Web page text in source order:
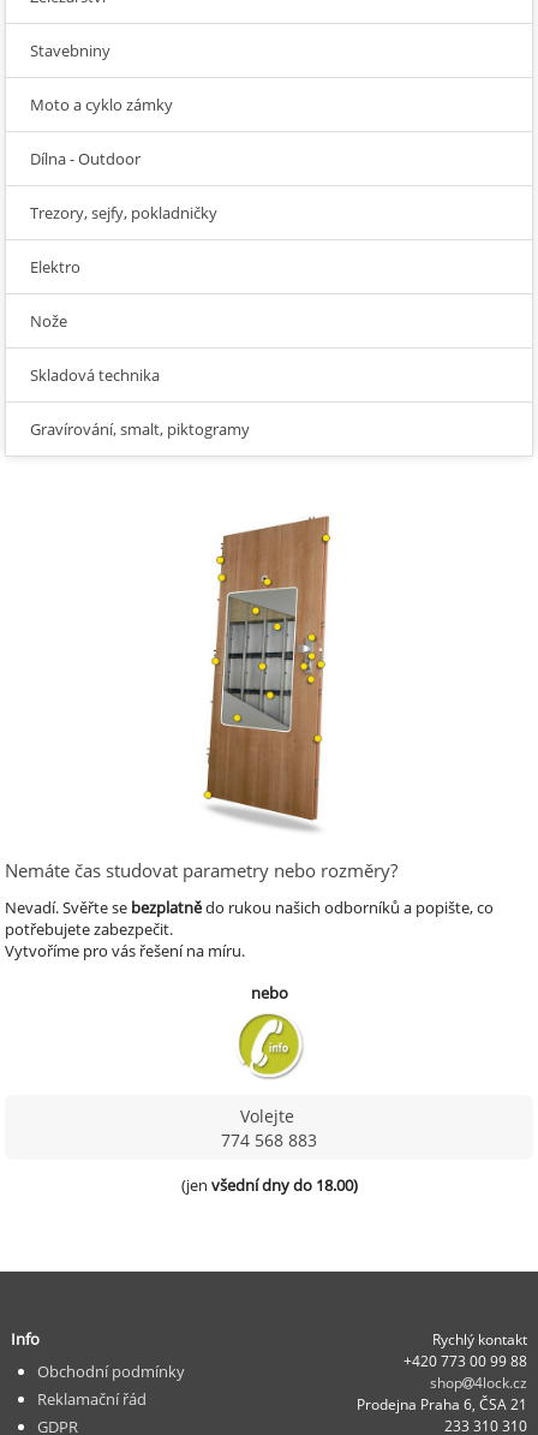
Stavebniny
Moto a cyklo zámky
Dílna - Outdoor
Trezory, sejfy, pokladničky
Elektro
Nože
Skladová technika
Gravírování, smalt, piktogramy
Nemáte čas studovat parametry nebo rozměry?
Nevadí.Svěřte se bezplatnědo rukou našich odborníků a popište, co
potřebujete zabezpečit.
Vytvoříme pro vás řešení na míru.
nebo
Volejte
774 568 883
(jen všední dny do 18.00)
Rychlý kontakt
+420 773 00 99 88
shop
4lock.cz
Prodejna Praha 6, ČSA 21
233 310 310
Info
Obchodní podmínky
Reklamační řád
GDPR